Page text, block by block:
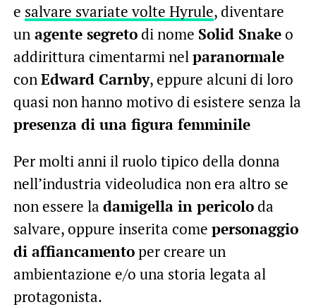
e salvare svariate volte Hyrule, diventare
unagente segretodi nome Solid Snakeo
addirittura cimentarmi nelparanormale
conEdward Carnby, eppure alcuni di loro
quasi non hanno motivo di esistere senza la
presenza di una figura femminile
Per molti anni il ruolo tipico della donna
nell’industria videoludica non era altro se
non essere la damigella in pericoloda
salvare, oppure inserita come personaggio
di affiancamentoper creare un
ambientazione e/o una storia legata al
protagonista.